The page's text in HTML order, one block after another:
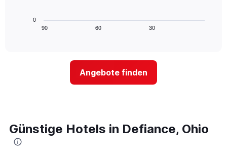
Wochentage
anzeigt.
Zimmerpreis
anzeigt.
Diagramm
näher
das
Aufenthaltsdatum
90 60 30
0
Angebote finden
Günstige Hotels in Defiance, Ohio